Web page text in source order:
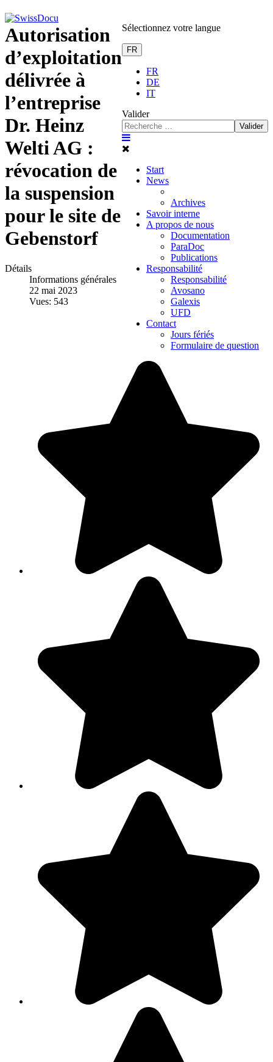
Sélectionnez votre langue
FR
FR
DE
IT
Valider
Valider
Start
News
Archives
Savoir interne
A propos de nous
Documentation
ParaDoc
Publications
Responsabilité
Responsabilité
Avosano
Galexis
UFD
Contact
Jours fériés
Formulaire de question
Autorisation
d’exploitation
délivrée à
l’entreprise
Dr. Heinz
Welti AG :
révocation de
la suspension
pour le site de
Gebenstorf
Détails
Informations générales
22 mai 2023
Vues: 543